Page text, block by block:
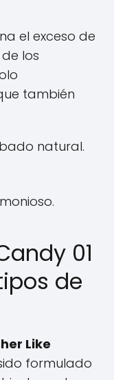
el exceso de
los
también
natural.
01
de
Like
formulado